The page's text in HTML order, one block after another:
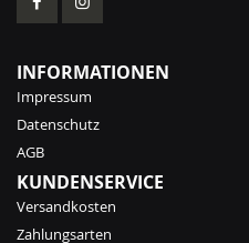
INFORMATIONEN
Impressum
Datenschutz
AGB
KUNDENSERVICE
Versandkosten
Zahlungsarten